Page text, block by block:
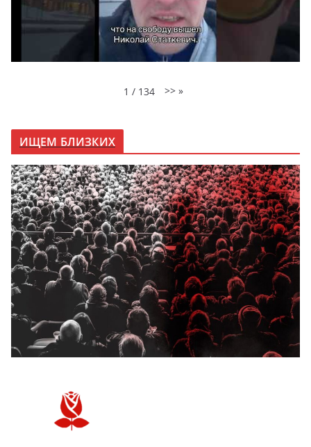
1 / 134 >> »
ИЩЕМ БЛИЗКИХ